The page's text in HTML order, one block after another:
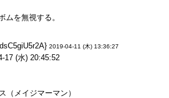
ムを無視する。
2019-04-11 (木) 13:36:27
17 (水) 20:45:52
（メイジマーマン）